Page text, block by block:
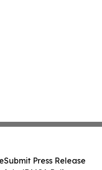
Submit Press Release